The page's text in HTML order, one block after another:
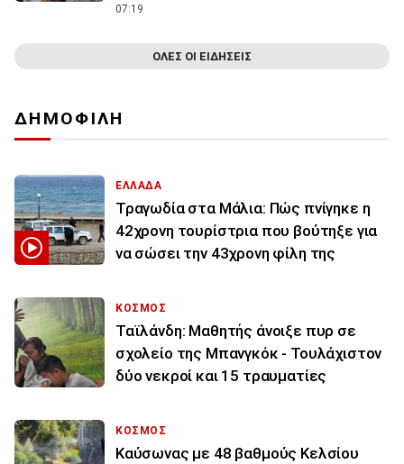
07:19
ΟΛΕΣ ΟΙ ΕΙΔΗΣΕΙΣ
ΔΗΜΟΦΙΛΗ
ΕΛΛΑΔΑ
Τραγωδία στα Μάλια: Πώς πνίγηκε η
42χρονη τουρίστρια που βούτηξε για
να σώσει την 43χρονη φίλη της
ΚΟΣΜΟΣ
Ταϊλάνδη: Μαθητής άνοιξε πυρ σε
σχολείο της Μπανγκόκ - Τουλάχιστον
δύο νεκροί και 15 τραυματίες
ΚΟΣΜΟΣ
Καύσωνας με 48 βαθμούς Κελσίου